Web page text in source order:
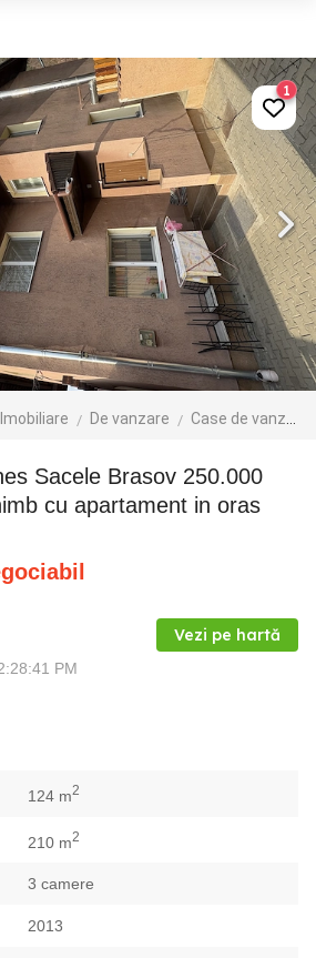
Imobiliare De vanzare Case de vanzare
1
cu apartament in oras
Vezi pe hartă
PM
124 m2
210 m2
3 camere
2013